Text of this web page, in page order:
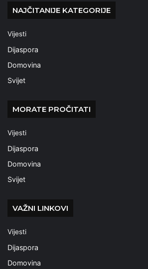
NAJČITANIJE KATEGORIJE
Vijesti
Dijaspora
Domovina
Svijet
MORATE PROČITATI
Vijesti
Dijaspora
Domovina
Svijet
VAŽNI LINKOVI
Vijesti
Dijaspora
Domovina